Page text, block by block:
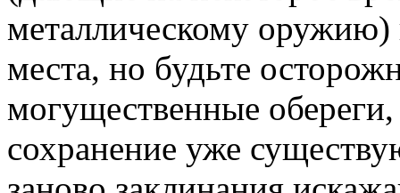
металлическому оружию)
места, но будьте
могущественные
сохранение уже